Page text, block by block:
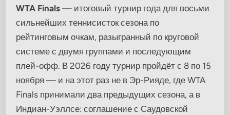
WTA Finals — итоговый турнир года для восьми
сильнейших теннисисток сезона по
рейтинговым очкам, разыгранный по круговой
системе с двумя группами и последующим
плей-офф. В 2026 году турнир пройдёт с 8 по 15
ноября — и на этот раз не в Эр-Рияде, где WTA
Finals принимали два предыдущих сезона, а в
Индиан-Уэллсе: соглашение с Саудовской